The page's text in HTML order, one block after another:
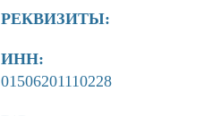
РЕКВИЗИТЫ:
ИНН:
01506201110228